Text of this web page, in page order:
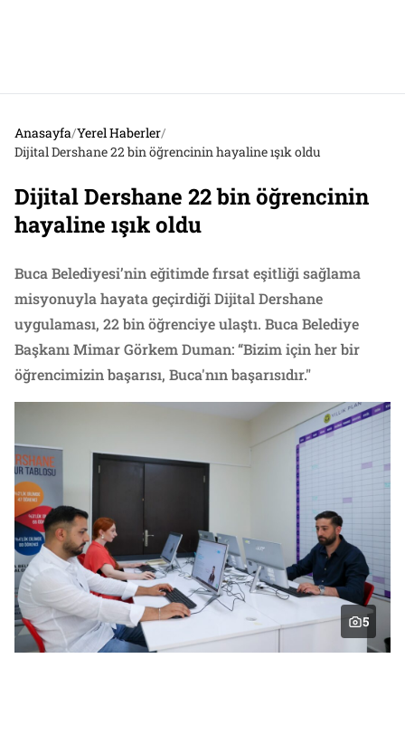
Anasayfa/Yerel Haberler/
Dijital Dershane 22 bin öğrencinin hayaline ışık oldu
Dijital Dershane 22 bin öğrencinin
hayaline ışık oldu
Buca Belediyesi’nin eğitimde fırsat eşitliği sağlama
misyonuyla hayata geçirdiği Dijital Dershane
uygulaması, 22 bin öğrenciye ulaştı. Buca Belediye
Başkanı Mimar Görkem Duman: “Bizim için her bir
öğrencimizin başarısı, Buca'nın başarısıdır."
5